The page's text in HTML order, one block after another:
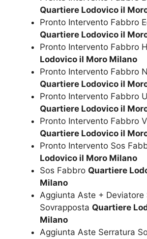
Quartiere Lodovico il
Pronto Intervento Fabbro
Quartiere Lodovico il
Pronto Intervento Fabbro
Lodovico il Moro Milano
Pronto Intervento Fabbro
Quartiere Lodovico il
Pronto Intervento Fabbro
Quartiere Lodovico il
Pronto Intervento Fabbro
Quartiere Lodovico il
Pronto Intervento Sos
Lodovico il Moro Milano
Sos Fabbro Quartiere
Milano
Aggiunta Aste + Deviatore
Sovrapposta Quartiere
Milano
Aggiunta Aste Serratura